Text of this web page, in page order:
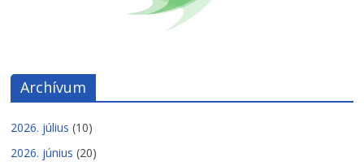
Archívum
2026. július (10)
2026. június (20)